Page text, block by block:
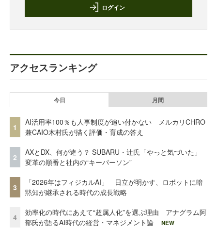
ログイン
アクセスランキング
今日 月間
1
AI活用率100％も人事制度が追い付かない メルカリCHRO
兼CAIO木村氏が描く評価・育成の答え
2
AXとDX、何が違う？ SUBARU・辻氏「やっと気づいた」
変革の順番と社内の“キーパーソン”
3
「2026年はフィジカルAI」 日立が明かす、ロボットに暗
黙知が継承される時代の成長戦略
4
効率化の時代にあえて“超属人化”を選ぶ理由 アナグラム阿
部氏が語るAI時代の経営・マネジメント論
NEW